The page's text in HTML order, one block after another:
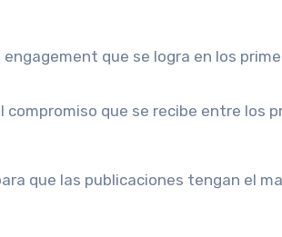
que se logra en los
compromiso que se recibe entre los
que las publicaciones tengan el